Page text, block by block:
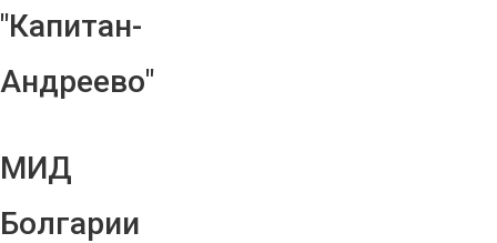
"Капитан-
Андреево"
МИД
Болгарии